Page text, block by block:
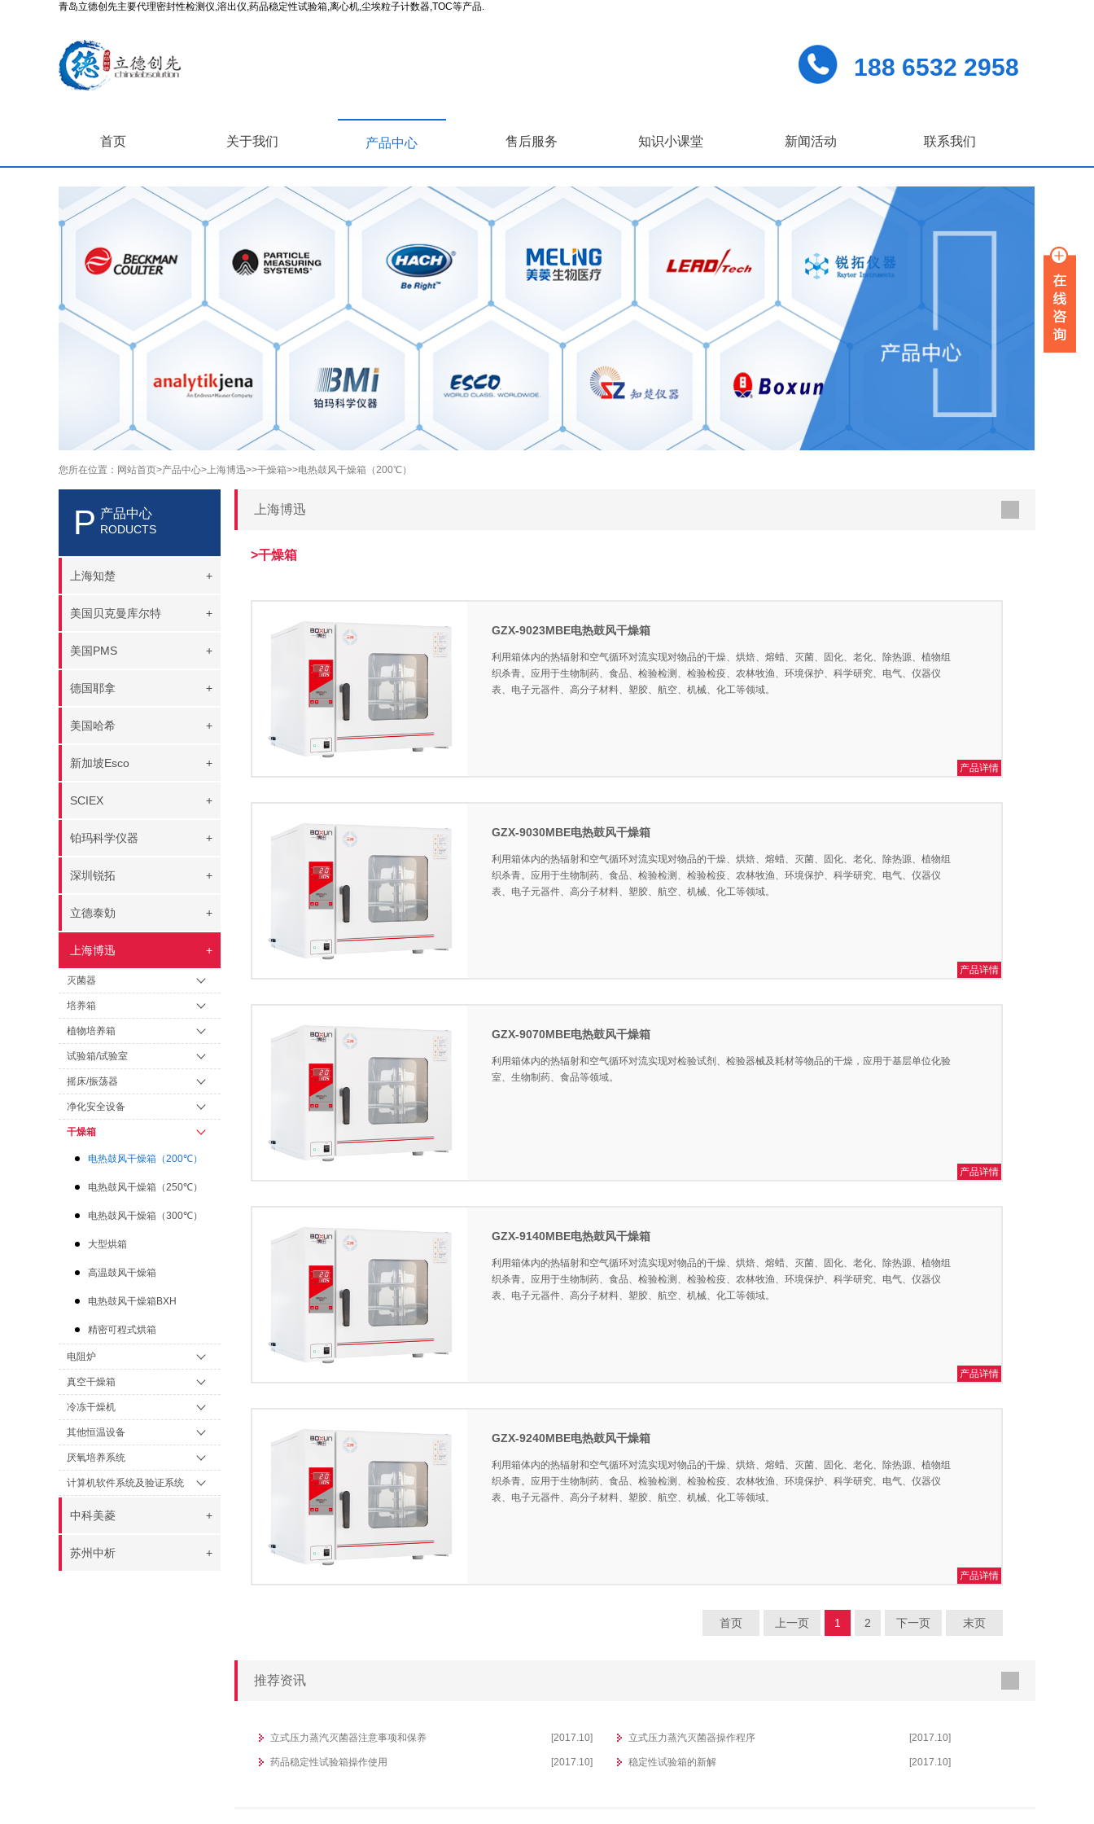
青岛立德创先主要代理密封性检测仪,溶出仪,药品稳定性试验箱,离心机,尘埃粒子计数器,TOC等产品.
188 6532 2958
首页 关于我们 产品中心 售后服务 知识小课堂 新闻活动 联系我们
您所在位置： 网站首页>产品中心>上海博迅>>干燥箱>>电热鼓风干燥箱（200℃）
P 产品中心
RODUCTS
上海知楚 +
美国贝克曼库尔特 +
美国PMS +
德国耶拿 +
美国哈希 +
新加坡Esco +
SCIEX +
铂玛科学仪器 +
深圳锐拓 +
立德泰勀 +
上海博迅 +
灭菌器
培养箱
植物培养箱
试验箱/试验室
摇床/振荡器
净化安全设备
干燥箱
电热鼓风干燥箱（200℃）
电热鼓风干燥箱（250℃）
电热鼓风干燥箱（300℃）
大型烘箱
高温鼓风干燥箱
电热鼓风干燥箱BXH
精密可程式烘箱
电阻炉
真空干燥箱
冷冻干燥机
其他恒温设备
厌氧培养系统
计算机软件系统及验证系统
中科美菱 +
苏州中析 +
上海博迅
>干燥箱
GZX-9023MBE电热鼓风干燥箱
利用箱体内的热辐射和空气循环对流实现对物品的干燥、烘焙、熔蜡、灭菌、固化、老化、除热源、植物组
织杀青。应用于生物制药、食品、检验检测、检验检疫、农林牧渔、环境保护、科学研究、电气、仪器仪
表、电子元器件、高分子材料、塑胶、航空、机械、化工等领域。
产品详情
GZX-9030MBE电热鼓风干燥箱
利用箱体内的热辐射和空气循环对流实现对物品的干燥、烘焙、熔蜡、灭菌、固化、老化、除热源、植物组
织杀青。应用于生物制药、食品、检验检测、检验检疫、农林牧渔、环境保护、科学研究、电气、仪器仪
表、电子元器件、高分子材料、塑胶、航空、机械、化工等领域。
产品详情
GZX-9070MBE电热鼓风干燥箱
利用箱体内的热辐射和空气循环对流实现对检验试剂、检验器械及耗材等物品的干燥，应用于基层单位化验
室、生物制药、食品等领域。
产品详情
GZX-9140MBE电热鼓风干燥箱
利用箱体内的热辐射和空气循环对流实现对物品的干燥、烘焙、熔蜡、灭菌、固化、老化、除热源、植物组
织杀青。应用于生物制药、食品、检验检测、检验检疫、农林牧渔、环境保护、科学研究、电气、仪器仪
表、电子元器件、高分子材料、塑胶、航空、机械、化工等领域。
产品详情
GZX-9240MBE电热鼓风干燥箱
利用箱体内的热辐射和空气循环对流实现对物品的干燥、烘焙、熔蜡、灭菌、固化、老化、除热源、植物组
织杀青。应用于生物制药、食品、检验检测、检验检疫、农林牧渔、环境保护、科学研究、电气、仪器仪
表、电子元器件、高分子材料、塑胶、航空、机械、化工等领域。
产品详情
首页 上一页 1 2 下一页 末页
推荐资讯
立式压力蒸汽灭菌器注意事项和保养 [2017.10] 立式压力蒸汽灭菌器操作程序 [2017.10]
药品稳定性试验箱操作使用 [2017.10] 稳定性试验箱的新解 [2017.10]